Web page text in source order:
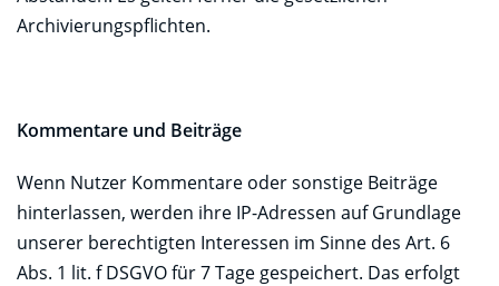
Archivierungspflichten.
Kommentare und Beiträge
Wenn Nutzer Kommentare oder sonstige Beiträge
hinterlassen, werden ihre IP-Adressen auf Grundlage
unserer berechtigten Interessen im Sinne des Art. 6
Abs. 1 lit. f DSGVO für 7 Tage gespeichert. Das erfolgt